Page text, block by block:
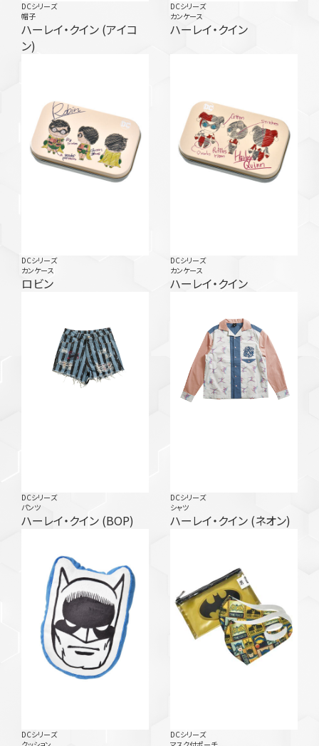
DCシリーズ
帽子
ハーレイ・クイン (アイコ
ン)
DCシリーズ
カンケース
ハーレイ・クイン
DCシリーズ
カンケース
ロビン
DCシリーズ
カンケース
ハーレイ・クイン
DCシリーズ
パンツ
ハーレイ・クイン (BOP)
DCシリーズ
シャツ
ハーレイ・クイン (ネオン)
DCシリーズ
DCシリーズ